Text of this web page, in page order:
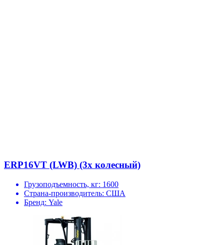
ERP16VT (LWB) (3х колесный)
Грузоподъемность, кг: 1600
Страна-производитель: США
Бренд: Yale